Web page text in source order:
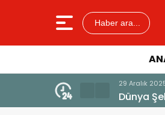
Haber ara...